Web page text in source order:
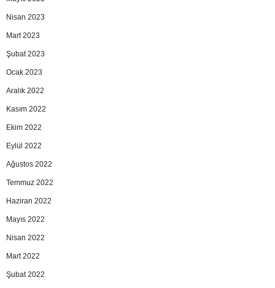
Nisan 2023
Mart 2023
Şubat 2023
Ocak 2023
Aralık 2022
Kasım 2022
Ekim 2022
Eylül 2022
Ağustos 2022
Temmuz 2022
Haziran 2022
Mayıs 2022
Nisan 2022
Mart 2022
Şubat 2022